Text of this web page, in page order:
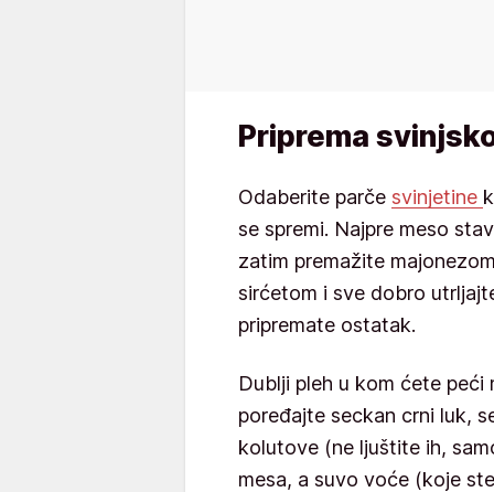
Priprema
Odaberite parče svinjetine
se spremi. Najpre meso
zatim premažite
sirćetom i sve dobro
pripremate ostatak.
Dublji pleh u kom ćete
poređajte seckan crni luk,
kolutove (ne ljuštite ih,
mesa, a suvo voće (koje